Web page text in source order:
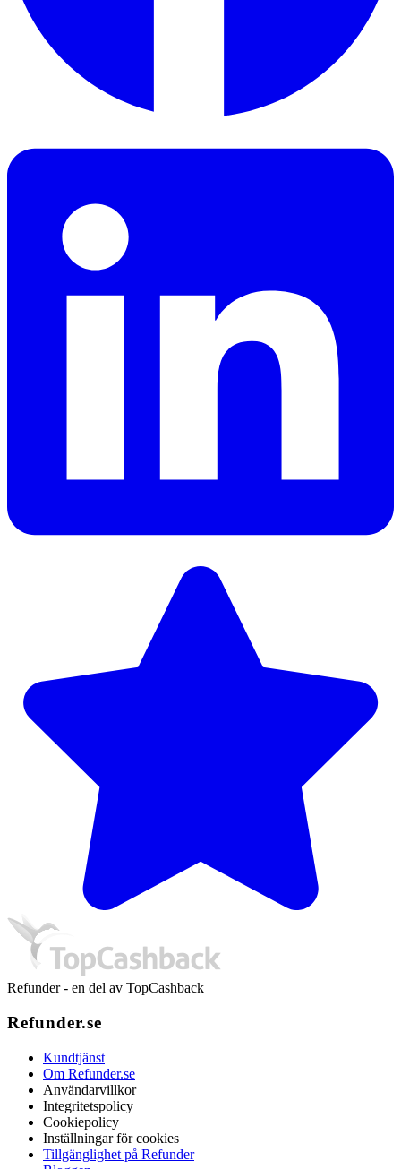
Refunder - en del av TopCashback
Refunder.se
Kundtjänst
Om Refunder.se
Användarvillkor
Integritetspolicy
Cookiepolicy
Inställningar för cookies
Tillgänglighet på Refunder